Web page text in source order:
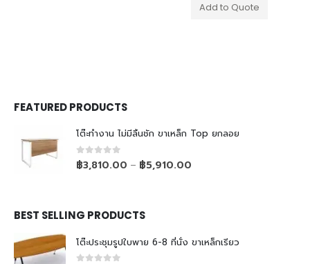
Add to Quote
FEATURED PRODUCTS
โต๊ะทำงาน ไม่มีลิ้นชัก ขาเหล็ก Top ยกลอย
0out of 5
฿3,810.00 – ฿5,910.00
BEST SELLING PRODUCTS
โต๊ะประชุมรูปใบพาย 6-8 ที่นั่ง ขาเหล็กเรียว